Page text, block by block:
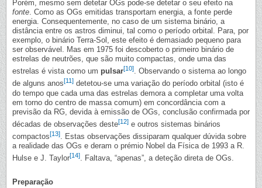
Porém, mesmo sem detetar OGs pode-se detetar o seu efeito na
fonte . Como as OGs emitidas transportam energia, a fonte perde
energia. Consequentemente, no caso de um sistema binário, a
distância entre os astros diminui, tal como o período orbital. Para, por
exemplo, o binário Terra-Sol, este efeito é demasiado pequeno para
ser observável. Mas em 1975 foi descoberto o primeiro binário de
estrelas de neutrões, que são muito compactas, onde uma das
estrelas é vista como um pulsar[10]. Observando o sistema ao longo
de alguns anos[11] detetou-se uma variação do período orbital (isto é
do tempo que cada uma das estrelas demora a completar uma volta
em torno do centro de massa comum) em concordância com a
previsão da RG, devida à emissão de OGs, conclusão confirmada por
décadas de observações deste[12] e outros sistemas binários
compactos[13]. Estas observações dissiparam qualquer dúvida sobre
a realidade das OGs e deram o prémio Nobel da Física de 1993 a R.
Hulse e J. Taylor[14]. Faltava, “apenas”, a deteção direta de OGs.
Preparação